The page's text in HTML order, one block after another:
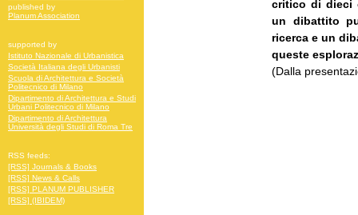
critico di dieci
un dibattito
ricerca e un
queste
(Dalla
published by
Planum Association
supported by
Istituto Nazionale di Urbanistica
Società Italiana degli Urbanisti
Scuola di Architettura e Società
Politecnico di Milano
Dipartimento di Architettura e Studi
Urbani Politecnico di Milano
Dipartimento di Architettura
Università degli Studi di Roma Tre
RSS feeds:
[RSS] Journals & Books
[RSS] News & Calls
[RSS] PLANUM PUBLISHER
[RSS] (IBIDEM)